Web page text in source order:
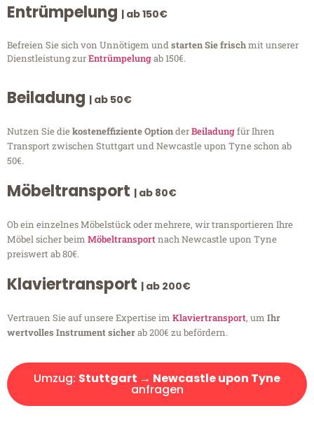
Entrümpelung | ab 150€
Befreien Sie sich von Unnötigem undstarten Sie frischmit unserer
Dienstleistung zurEntrümpelungab 150€.
Beiladung | ab 50€
Nutzen Sie diekosteneffiziente OptionderBeiladungfür Ihren
Transport zwischen Stuttgart und Newcastle upon Tyne schon ab
50€.
Möbeltransport | ab 80€
Ob ein einzelnes Möbelstück oder mehrere, wir transportieren Ihre
Möbel sicher beim Möbeltransportnach Newcastle upon Tyne
preiswert ab 80€.
Klaviertransport | ab 200€
Vertrauen Sie auf unsere Expertise im Klaviertransport, um Ihr
wertvolles Instrument sicherab 200€ zu befördern.
Umzug: Stuttgart → Newcastle upon Tyne
anfragen